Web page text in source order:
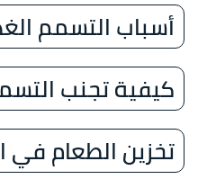
أسباب التسمم
كيفية تجنب
تخزين الطعام